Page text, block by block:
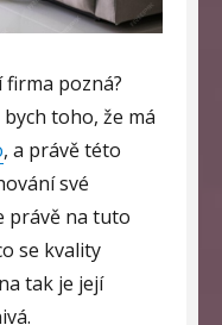
firma pozná?
toho, že má
, a právě této
své
právě na tuto
se kvality
tak je její